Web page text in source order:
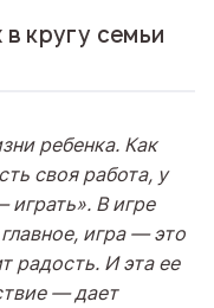
кругу семьи
ребенка. Как
своя работа, у
В игре
игра — это
радость. И эта ее
—дает